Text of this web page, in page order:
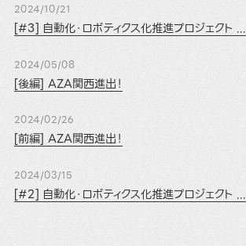
2024/10/21
[#3] 自動化・ロボティクス化推進プロジェクト ...
2024/05/08
[後編] AZA関西進出！
2024/02/26
[前編] AZA関西進出！
2024/03/15
[#2] 自動化・ロボティクス化推進プロジェクト ...